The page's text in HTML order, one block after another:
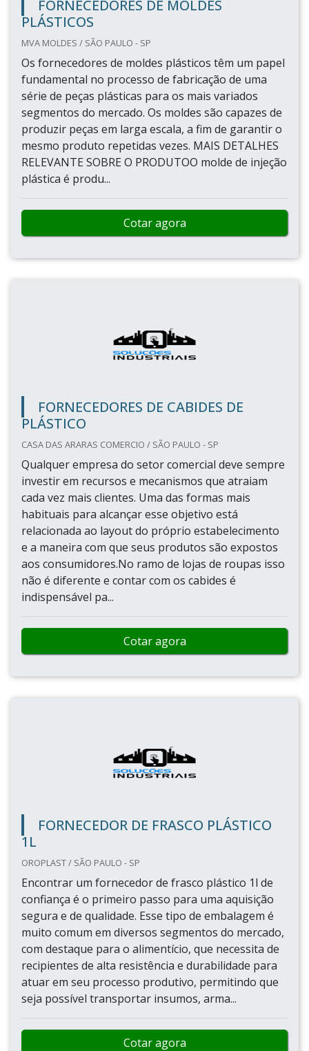
FORNECEDORES DE MOLDES
PLÁSTICOS
MVA MOLDES / SÃO PAULO - SP
Os fornecedores de moldes plásticos têm um papel
fundamental no processo de fabricação de uma
série de peças plásticas para os mais variados
segmentos do mercado. Os moldes são capazes de
produzir peças em larga escala, a fim de garantir o
mesmo produto repetidas vezes. MAIS DETALHES
RELEVANTE SOBRE O PRODUTOO molde de injeção
plástica é produ...
Cotar agora
FORNECEDORES DE CABIDES DE
PLÁSTICO
CASA DAS ARARAS COMERCIO / SÃO PAULO - SP
Qualquer empresa do setor comercial deve sempre
investir em recursos e mecanismos que atraiam
cada vez mais clientes. Uma das formas mais
habituais para alcançar esse objetivo está
relacionada ao layout do próprio estabelecimento
e a maneira com que seus produtos são expostos
aos consumidores.No ramo de lojas de roupas isso
não é diferente e contar com os cabides é
indispensável pa...
Cotar agora
FORNECEDOR DE FRASCO PLÁSTICO
1L
OROPLAST / SÃO PAULO - SP
Encontrar um fornecedor de frasco plástico 1l de
confiança é o primeiro passo para uma aquisição
segura e de qualidade. Esse tipo de embalagem é
muito comum em diversos segmentos do mercado,
com destaque para o alimentício, que necessita de
recipientes de alta resistência e durabilidade para
atuar em seu processo produtivo, permitindo que
seja possível transportar insumos, arma...
Cotar agora